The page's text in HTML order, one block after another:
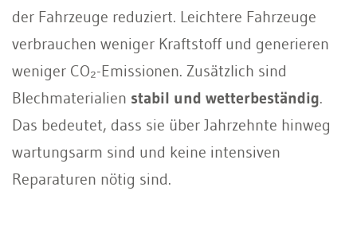
der Fahrzeuge reduziert. Leichtere Fahrzeuge
verbrauchen weniger Kraftstoff und generieren
weniger CO₂-Emissionen. Zusätzlich sind
Blechmaterialien stabil und wetterbeständig.
Das bedeutet, dass sie über Jahrzehnte hinweg
wartungsarm sind und keine intensiven
Reparaturen nötig sind.